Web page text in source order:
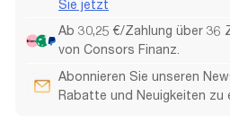
Sie jetzt
Ab 30,25 €/Zahlung über 36
von Consors Finanz.
Abonnieren Sie unseren
Rabatte und Neuigkeiten zu